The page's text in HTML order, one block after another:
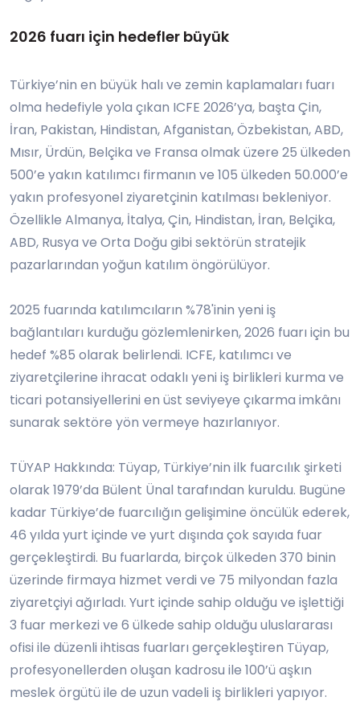
2026 fuarı için hedefler büyük
Türkiye’nin en büyük halı ve zemin kaplamaları fuarı
olma hedefiyle yola çıkan ICFE 2026’ya, başta Çin,
İran, Pakistan, Hindistan, Afganistan, Özbekistan, ABD,
Mısır, Ürdün, Belçika ve Fransa olmak üzere 25 ülkeden
500’e yakın katılımcı firmanın ve 105 ülkeden 50.000’e
yakın profesyonel ziyaretçinin katılması bekleniyor.
Özellikle Almanya, İtalya, Çin, Hindistan, İran, Belçika,
ABD, Rusya ve Orta Doğu gibi sektörün stratejik
pazarlarından yoğun katılım öngörülüyor.
2025 fuarında katılımcıların %78'inin yeni iş
bağlantıları kurduğu gözlemlenirken, 2026 fuarı için bu
hedef %85 olarak belirlendi. ICFE, katılımcı ve
ziyaretçilerine ihracat odaklı yeni iş birlikleri kurma ve
ticari potansiyellerini en üst seviyeye çıkarma imkânı
sunarak sektöre yön vermeye hazırlanıyor.
TÜYAP Hakkında: Tüyap, Türkiye’nin ilk fuarcılık şirketi
olarak 1979’da Bülent Ünal tarafından kuruldu. Bugüne
kadar Türkiye’de fuarcılığın gelişimine öncülük ederek,
46 yılda yurt içinde ve yurt dışında çok sayıda fuar
gerçekleştirdi. Bu fuarlarda, birçok ülkeden 370 binin
üzerinde firmaya hizmet verdi ve 75 milyondan fazla
ziyaretçiyi ağırladı. Yurt içinde sahip olduğu ve işlettiği
3 fuar merkezi ve 6 ülkede sahip olduğu uluslararası
ofisi ile düzenli ihtisas fuarları gerçekleştiren Tüyap,
profesyonellerden oluşan kadrosu ile 100’ü aşkın
meslek örgütü ile de uzun vadeli iş birlikleri yapıyor.